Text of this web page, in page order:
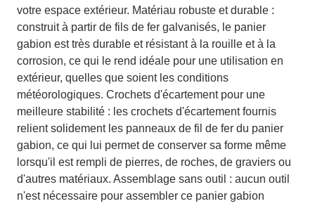
votre espace extérieur. Matériau robuste et durable :
construit à partir de fils de fer galvanisés, le panier
gabion est très durable et résistant à la rouille et à la
corrosion, ce qui le rend idéale pour une utilisation en
extérieur, quelles que soient les conditions
météorologiques. Crochets d'écartement pour une
meilleure stabilité : les crochets d'écartement fournis
relient solidement les panneaux de fil de fer du panier
gabion, ce qui lui permet de conserver sa forme même
lorsqu'il est rempli de pierres, de roches, de graviers ou
d'autres matériaux. Assemblage sans outil : aucun outil
n'est nécessaire pour assembler ce panier gabion